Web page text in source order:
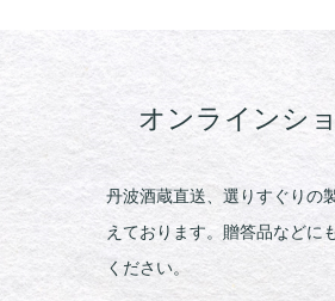
オンラインシ
丹波酒蔵直送、選りすぐりの
えております。贈答品などに
ください。